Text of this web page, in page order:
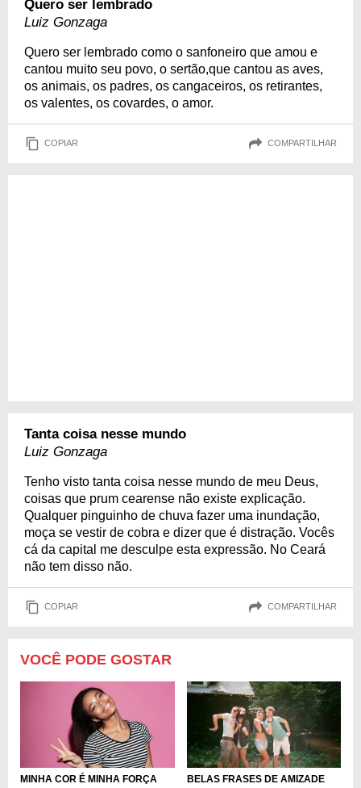
Quero ser lembrado
Luiz Gonzaga
Quero ser lembrado como o sanfoneiro que amou e
cantou muito seu povo, o sertão,que cantou as aves,
os animais, os padres, os cangaceiros, os retirantes,
os valentes, os covardes, o amor.
COPIAR COMPARTILHAR
Tanta coisa nesse mundo
Luiz Gonzaga
Tenho visto tanta coisa nesse mundo de meu Deus,
coisas que prum cearense não existe explicação.
Qualquer pinguinho de chuva fazer uma inundação,
moça se vestir de cobra e dizer que é distração. Vocês
cá da capital me desculpe esta expressão. No Ceará
não tem disso não.
COPIAR COMPARTILHAR
VOCÊ PODE GOSTAR
MINHA COR É MINHA FORÇA BELAS FRASES DE AMIZADE